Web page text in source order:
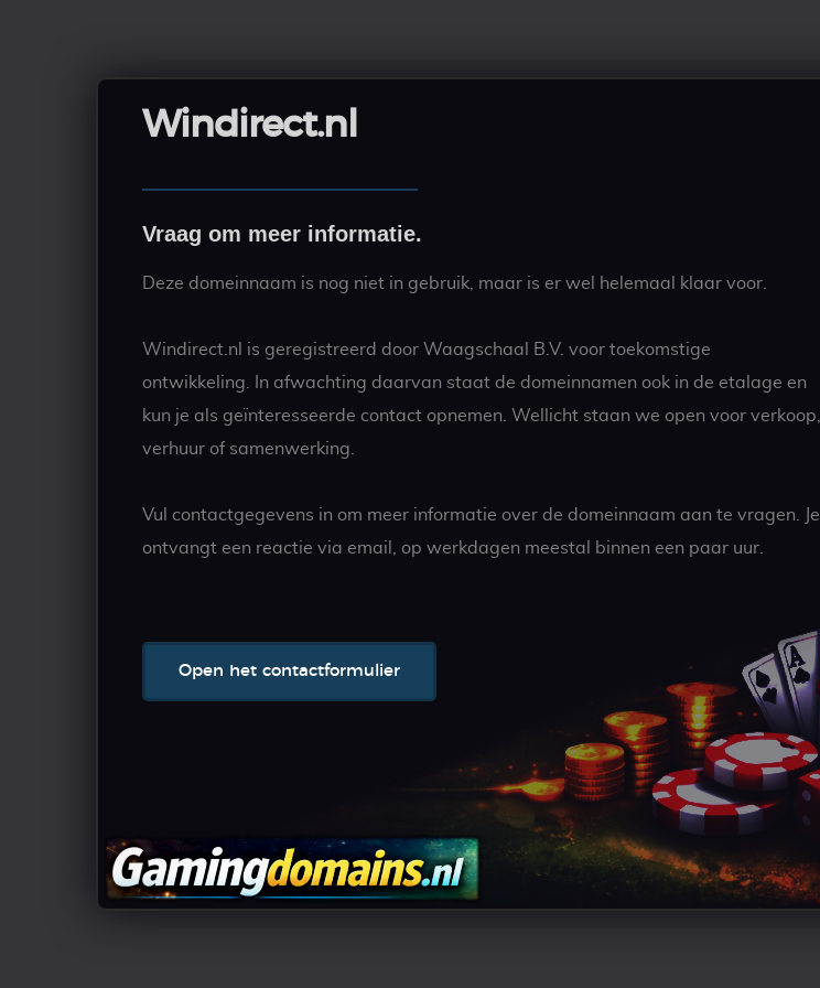
Windirect.nl
Vraag om meer informatie.
Deze domeinnaam is nog niet in gebruik, maar is er wel helemaal klaar voor.
Windirect.nl is geregistreerd door Waagschaal B.V. voor toekomstige
ontwikkeling. In afwachting daarvan staat de domeinnamen ook in de etalage en
kun je als geïnteresseerde contact opnemen. Wellicht staan we open voor verkoop,
verhuur of samenwerking.
Vul contactgegevens in om meer informatie over de domeinnaam aan te vragen. Je
ontvangt een reactie via email, op werkdagen meestal binnen een paar uur.